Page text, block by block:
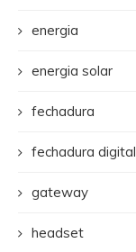
energia
energia solar
fechadura
fechadura digital
gateway
headset